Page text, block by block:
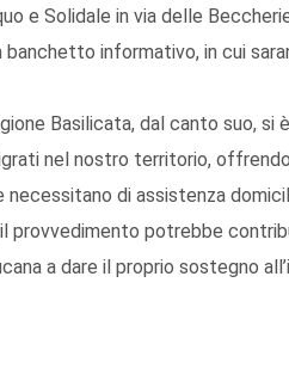
e Solidale in via delle
informativo, in cui
Basilicata, dal canto suo, si
nel nostro territorio,
di assistenza
potrebbe
a dare il proprio sostegno